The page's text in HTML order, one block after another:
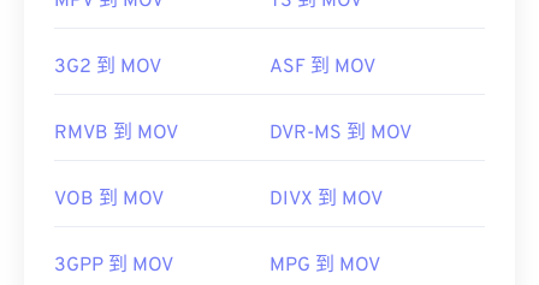
3G2 到 MOV ASF 到 MOV
RMVB 到 MOV DVR-MS 到 MOV
VOB 到 MOV DIVX 到 MOV
3GPP 到 MOV MPG 到 MOV